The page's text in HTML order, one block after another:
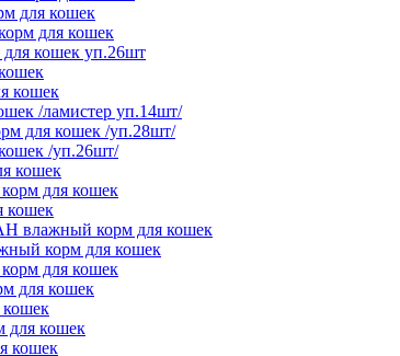
для кошек
для кошек
кошек уп.26шт
кошек
/ламистер уп.14шт/
для кошек /уп.28шт/
/уп.26шт/
кошек
для кошек
кошек
корм для кошек
корм для кошек
для кошек
для кошек
для кошек
кошек